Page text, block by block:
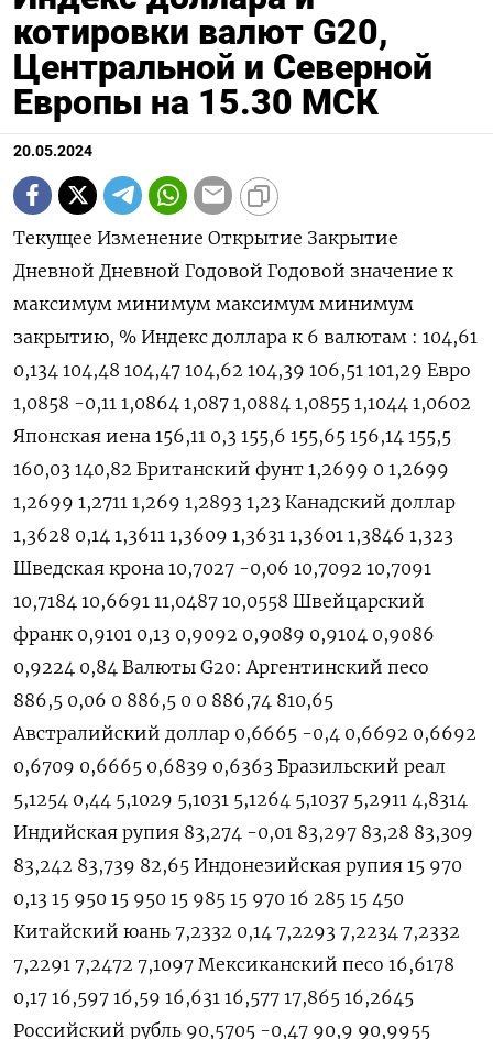
котировки валют G20,
Центральной и Северной
Европы на 15.30 МСК
20.05.2024
Текущее Изменение Открытие Закрытие Дневной Дневной Годовой Годовой значение к максимум минимум максимум минимум закрытию, % Индекс доллара к 6 валютам : 104,61 0,134 104,48 104,47 104,62 104,39 106,51 101,29 Евро 1,0858 -0,11 1,0864 1,087 1,0884 1,0855 1,1044 1,0602 Японская иена 156,11 0,3 155,6 155,65 156,14 155,5 160,03 140,82 Британский фунт 1,2699 0 1,2699 1,2699 1,2711 1,269 1,2893 1,23 Канадский доллар 1,3628 0,14 1,3611 1,3609 1,3631 1,3601 1,3846 1,323 Шведская крона 10,7027 -0,06 10,7092 10,7091 10,7184 10,6691 11,0487 10,0558 Швейцарский франк 0,9101 0,13 0,9092 0,9089 0,9104 0,9086 0,9224 0,84 Валюты G20: Аргентинский песо 886,5 0,06 0 886,5 0 0 886,74 810,65 Австралийский доллар 0,6665 -0,4 0,6692 0,6692 0,6709 0,6665 0,6839 0,6363 Бразильский реал 5,1254 0,44 5,1029 5,1031 5,1264 5,1037 5,2911 4,8314 Индийская рупия 83,274 -0,01 83,297 83,28 83,309 83,242 83,739 82,65 Индонезийская рупия 15 970 0,13 15 950 15 950 15 985 15 970 16 285 15 450 Китайский юань 7,2332 0,14 7,2293 7,2234 7,2332 7,2291 7,2472 7,1097 Мексиканский песо 16,6178 0,17 16,597 16,59 16,631 16,577 17,865 16,2645 Российский рубль 90,5705 -0,47 90,9 90,9955 91,4955 89,2545 95,4705 88,795 Саудовский риал 3,7503 0 3,7503 3,7503 3,7505 3,7505 3,7515 3,7483 Турецкая лира 32,196 -0,01 32,21 32,1987 32,2743 32,14 33,0255 29,567 Южнокорейская вона 1 360,99 0,68 1 352,63 1 351,76 1 360,99 1 354,28 1 400,15 1 291,17 Южноафриканский ранд 18,2587 0,61 18,1482 18,1482 18,2633 18,1095 19,3912 18,1095 Европа: Польский злотый 3,9176 0,05 3,917 3,9157 3,9202 3,913 4,1235 3,9073 Чешская крона 22,787 0,41 22,705 22,695 22,798 22,674 23,883 22,308 Венгерский форинт 354,96 -0,24 356,02 355,83 356,26 354,72 373,02 343,35 Норвежская крона 10,697 0,3 10,6469 10,6655 10,7034 10,6603 11,1375 10,1432